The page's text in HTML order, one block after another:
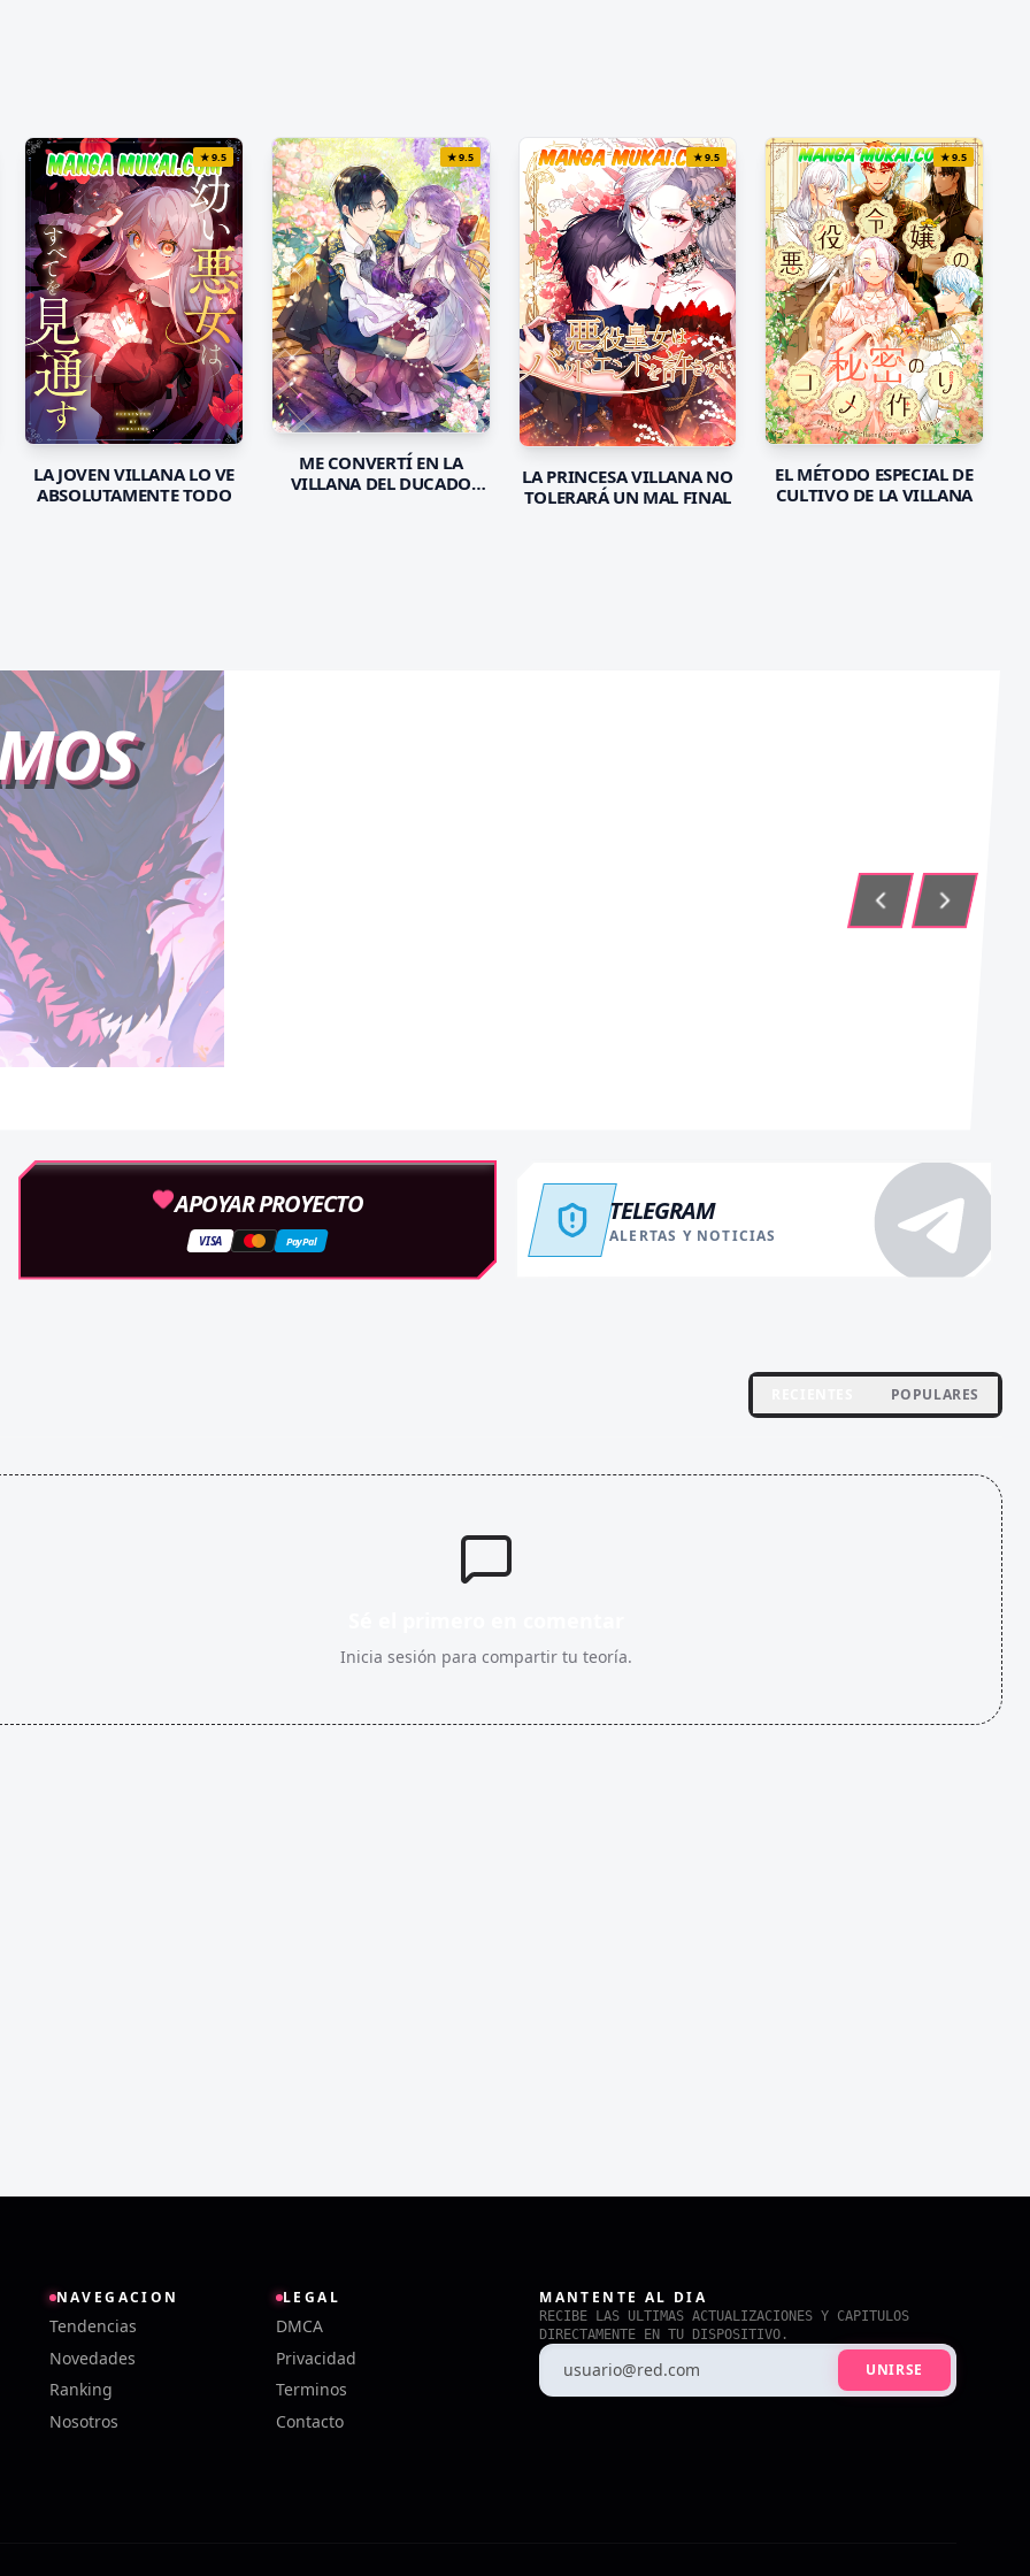
★9.5
LA JOVEN VILLANA LO VE
ABSOLUTAMENTE TODO
★9.5
ME CONVERTÍ EN LA
VILLANA DEL DUCADO
★9.5
LA PRINCESA VILLANA NO
TOLERARÁ UN MAL FINAL
★9.5
EL MÉTODO ESPECIAL DE
CULTIVO DE LA VILLANA
APOYAR PROYECTO
VISA PayPal
TELEGRAM
ALERTAS Y NOTICIAS
POPULARES
Inicia sesión para compartir tu teoría.
NAVEGACION
Tendencias
Novedades
Ranking
Nosotros
LEGAL
DMCA
Privacidad
Terminos
Contacto
MANTENTE AL DIA
RECIBE LAS ULTIMAS ACTUALIZACIONES Y CAPITULOS
DIRECTAMENTE EN TU DISPOSITIVO.
UNIRSE